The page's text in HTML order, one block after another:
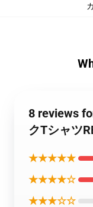
8 reviews
クTシャツ
★★★★★
★★★★☆
★★★☆☆